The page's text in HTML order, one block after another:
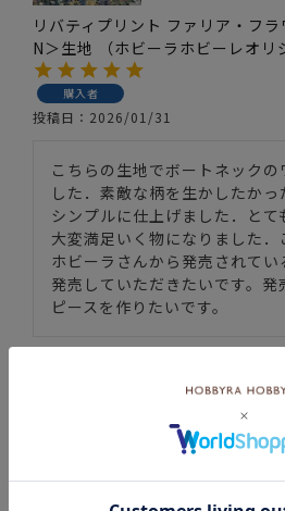
リバティプリント ファリア・フ
N＞生地 （ホビーラホビーレオリ
購入者
投稿日 2026/01/31
こちらの生地でボートネックの
した．素敵な柄を生かしたか
シンプルに仕上げました．と
大変満足いく物になりました
ホビーラさんから発売されてい
発売していただきたいです。発
ピースを作りたいです。